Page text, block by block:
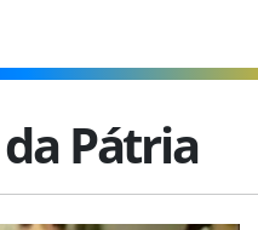
Pátria